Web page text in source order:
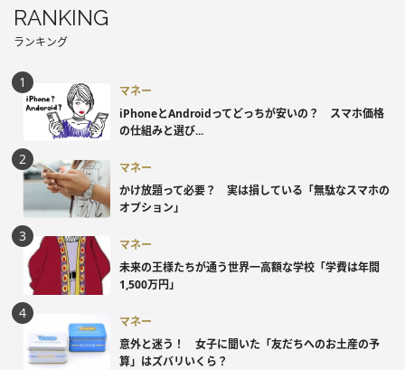
RANKING
ランキング
マネー
iPhoneとAndroidってどっちが安いの？ スマホ価格
の仕組みと選び...
マネー
かけ放題って必要？ 実は損している「無駄なスマホの
オプション」
マネー
未来の王様たちが通う世界一高額な学校「学費は年間
1,500万円」
マネー
意外と迷う！ 女子に聞いた「友だちへのお土産の予
算」はズバリいくら？